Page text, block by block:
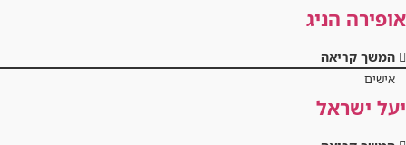
אופירה הניג
המשך קריאה
אישים
יעל ישראל